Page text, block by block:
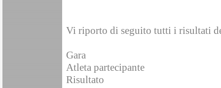
Vi riporto di seguito tutti i risultati
Gara
Atleta partecipante
Risultato